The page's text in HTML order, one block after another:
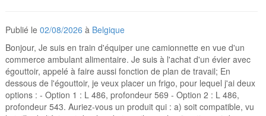
Publié le02/08/2026 à Belgique
Bonjour, Je suis en train d'équiper une camionnette en vue d'un
commerce ambulant alimentaire. Je suis à l'achat d'un évier avec
égouttoir, appelé à faire aussi fonction de plan de travail; En
dessous de l'égouttoir, je veux placer un frigo, pour lequel j'ai deux
options : - Option 1 : L 486, profondeur 569 - Option 2 : L 486,
profondeur 543. Auriez-vous un produit qui : a) soit compatible, vu